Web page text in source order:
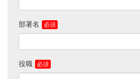
課 課長です。
■お客さまご自身の個人情報の開示・訂正
※このページは、第三者による不正なアク
SSL（Secure Sockets Layer）により保護さ
【お問合せ先】
部署名
役職